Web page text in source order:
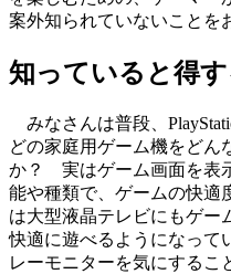
案外知られていないことを
知っていると得
みなさんは普段、
どの家庭用ゲーム機をどん
か？ 実はゲーム画面を表
能や種類で、ゲームの快適
は大型液晶テレビにもゲー
快適に遊べるようになって
レーモニターを気にするこ